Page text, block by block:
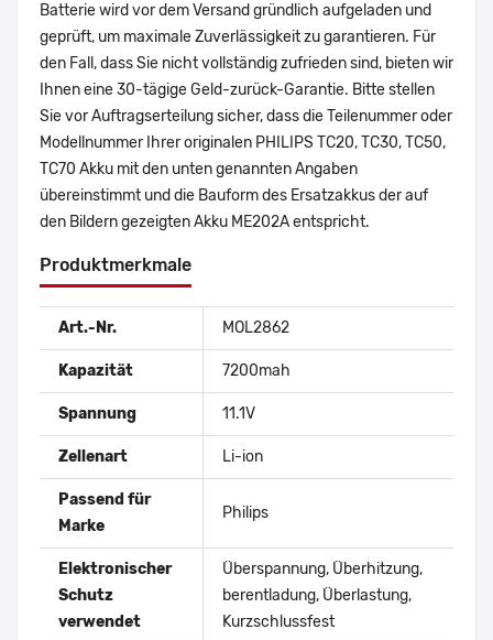
Batterie wird vor dem Versand gründlich aufgeladen und
geprüft, um maximale Zuverlässigkeit zu garantieren. Für
den Fall, dass Sie nicht vollständig zufrieden sind, bieten wir
Ihnen eine 30-tägige Geld-zurück-Garantie. Bitte stellen
Sie vor Auftragserteilung sicher, dass die Teilenummer oder
Modellnummer Ihrer originalen PHILIPS TC20, TC30, TC50,
TC70 Akku mit den unten genannten Angaben
übereinstimmt und die Bauform des Ersatzakkus der auf
den Bildern gezeigten Akku ME202A entspricht.
Produktmerkmale
Art.-Nr. MOL2862
Kapazität 7200mah
Spannung 11.1V
Zellenart Li-ion
Passend für
Marke
Philips
Elektronischer
Schutz
verwendet
Überspannung, Überhitzung,
berentladung, Überlastung,
Kurzschlussfest